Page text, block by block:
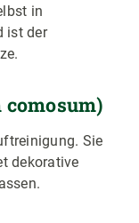
in
ist der
Sie
dekorative